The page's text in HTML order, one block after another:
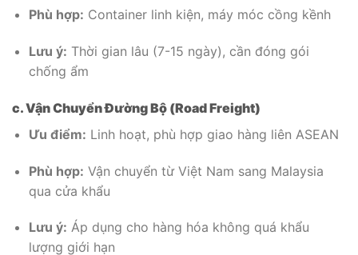
Phù hợp: Container linh kiện, máy móc cồng kềnh
Lưu ý: Thời gian lâu (7-15 ngày), cần đóng gói
chống ẩm
c. Vận Chuyển Đường Bộ (Road Freight)
Ưu điểm: Linh hoạt, phù hợp giao hàng liên ASEAN
Phù hợp: Vận chuyển từ Việt Nam sang Malaysia
qua cửa khẩu
Lưu ý: Áp dụng cho hàng hóa không quá khẩu
lượng giới hạn